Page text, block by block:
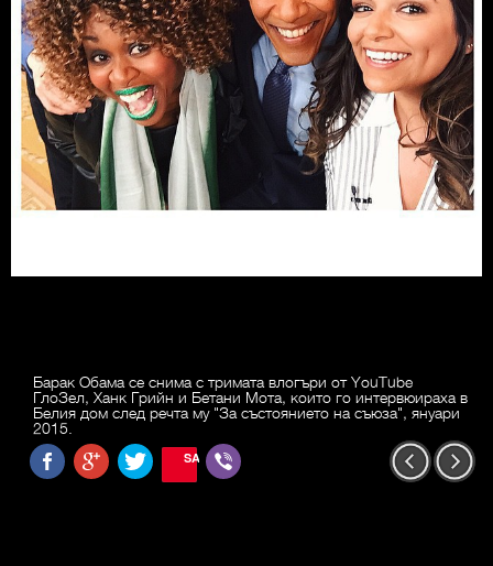
Барак Обама се снима с тримата влогъри от YouTube
ГлоЗел, Ханк Грийн и Бетани Мота, които го интервюираха в
Белия дом след речта му "За състоянието на съюза", януари
2015.
SAVE